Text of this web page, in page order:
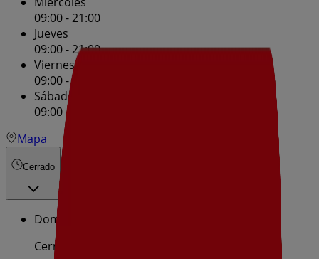
09:00 - 21:00
Jueves
09:00 - 21:00
Viernes
09:00 - 21:00
Sábado
09:00 - 21:00
Mapa
Cerrado
Domingo
Cerrado